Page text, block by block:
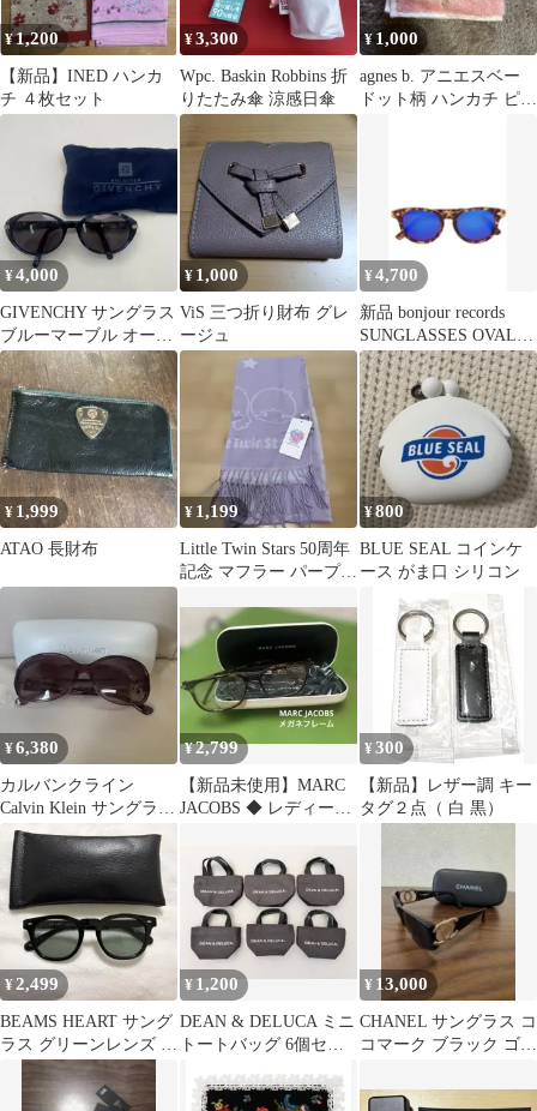
¥1,200
【新品】INED ハンカ
チ ４枚セット
¥3,300
Wpc. Baskin Robbins 折
りたたみ傘 涼感日傘
¥1,000
agnes b. アニエスベー
ドット柄 ハンカチ ピン
¥4,000
GIVENCHY サングラス
ブルーマーブル オーバ
ル 1026 保存袋
¥ 1,000
ViS 三つ折り財布 グレ
ージュ
¥4,700
新品 bonjour records
SUNGLASSES OVAL
SLIM
¥ 1,999
ATAO 長財布
¥ 1,199
Little Twin Stars 50周年
記念 マフラー パープ
¥800
BLUE SEAL コインケ
ース がま口 シリコン
¥6,380
カルバンクライン
Calvin Klein サングラ
ス 新品未使用 ケー
ス付き
¥2,799
【新品未使用】MARC
JACOBS ◆ レディース
¥300
【新品】レザー調 キー
タグ２点（ 白 黒）
¥2,499
BEAMS HEART サング
ラス グリーンレンズ ケ
ース付き
¥ 1,200
DEAN & DELUCA ミニ
トートバッグ 6個セッ
¥ 13,000
CHANEL サングラス コ
コマーク ブラック ゴー